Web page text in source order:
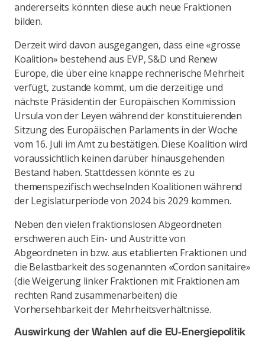
andererseits könnten diese auch neue Fraktionen
bilden.
Derzeit wird davon ausgegangen, dass eine «grosse
Koalition» bestehend aus EVP, S&D und Renew
Europe, die über eine knappe rechnerische Mehrheit
verfügt, zustande kommt, um die derzeitige und
nächste Präsidentin der Europäischen Kommission
Ursula von der Leyen während der konstituierenden
Sitzung des Europäischen Parlaments in der Woche
vom 16. Juli im Amt zu bestätigen. Diese Koalition wird
voraussichtlich keinen darüber hinausgehenden
Bestand haben. Stattdessen könnte es zu
themenspezifisch wechselnden Koalitionen während
der Legislaturperiode von 2024 bis 2029 kommen.
Neben den vielen fraktionslosen Abgeordneten
erschweren auch Ein- und Austritte von
Abgeordneten in bzw. aus etablierten Fraktionen und
die Belastbarkeit des sogenannten «Cordon sanitaire»
(die Weigerung linker Fraktionen mit Fraktionen am
rechten Rand zusammenarbeiten) die
Vorhersehbarkeit der Mehrheitsverhältnisse.
Auswirkung der Wahlen auf die EU-Energiepolitik